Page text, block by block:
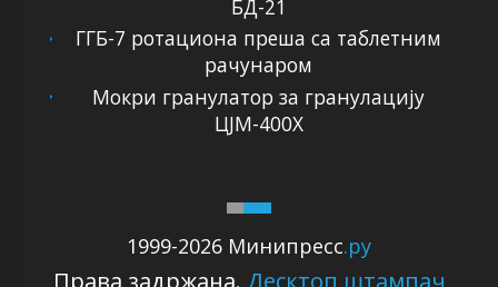
1999-2026 Минипресс.ру
Права задржана. Десктоп штампач
БД-21
ГГБ-7 ротациона преша са таблетним
рачунаром
Мокри гранулатор за гранулацију
ЦЈМ-400Х